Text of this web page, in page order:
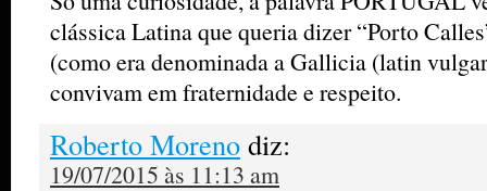
clássica Latina que queria dizer “Porto
(como era denominada a Gallicia (latin
convivam em fraternidade e respeito.
Roberto Moreno diz:
19/07/2015 às 11:13 am